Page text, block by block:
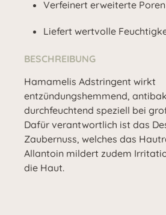
Verfeinert erweiterte Poren
Liefert wertvolle
BESCHREIBUNG
Hamamelis Adstringent wirkt
entzündungshemmend,
durchfeuchtend speziell bei
Dafür verantwortlich ist das
Zaubernuss, welches das
Allantoin mildert zudem
die Haut.